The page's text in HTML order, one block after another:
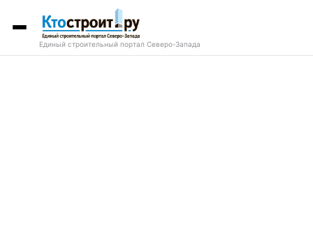
Единый строительный портал Северо-Запада